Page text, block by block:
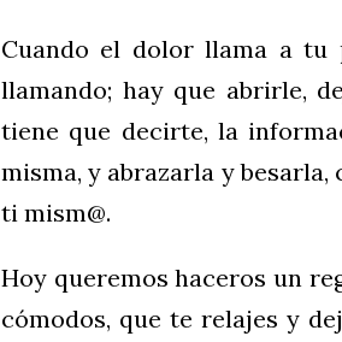
Cuando el dolor llama a tu
llamando; hay que abrirle,
tiene que decirte, la
misma, y abrazarla y
ti mism@.
Hoy queremos haceros un
cómodos, que te relajes y